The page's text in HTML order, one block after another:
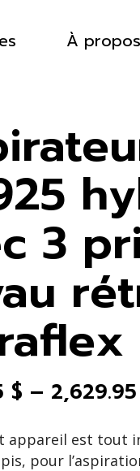
À propos
3
$ – 2,629.95
appareil est tout
pour